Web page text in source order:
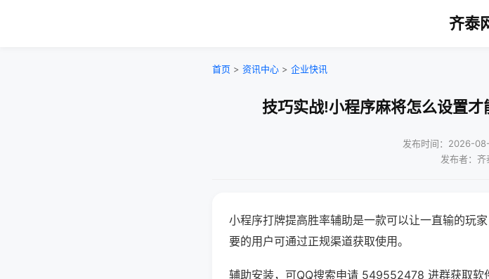
齐泰
首页 > 资讯中心 > 企业快讯
技巧实战!小程序麻将怎么设置
发布时间：2026-
发布者：齐
小程序打牌提高胜率辅助是一款可以让一直输的玩
要的用户可通过正规渠道获取使用。
辅助安装，可QQ搜索申请 549552478 进群获取软